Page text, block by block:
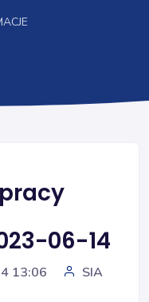
06-14
13:06
SIA